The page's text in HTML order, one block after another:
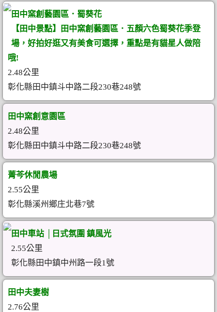
田中窯創藝園區．蜀葵花
【田中景點】田中窯創藝園區．五顏六色蜀葵花季登
場，好拍好逛又有美食可選擇，重點是有貓星人做陪
哦!
2.48公里
彰化縣田中鎮斗中路二段230巷248號
田中窯創意園區
2.48公里
彰化縣田中鎮斗中路二段230巷248號
菁芩休閒農場
2.55公里
彰化縣溪州鄉庄北巷7號
田中車站 │日式氛圍 鎮風光
2.55公里
彰化縣田中鎮中州路一段1號
田中夫妻樹
2.76公里